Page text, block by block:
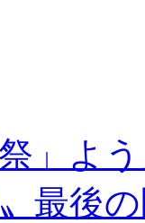
」よ
最後